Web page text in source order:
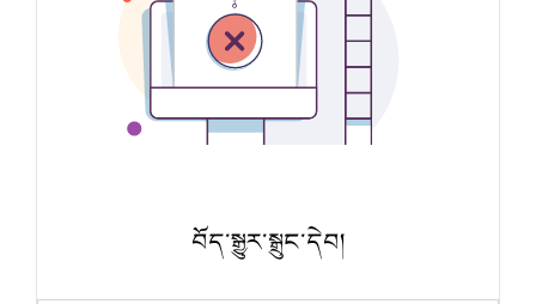
བོད་སྒྱུར་སྒྲུང་དེབ།